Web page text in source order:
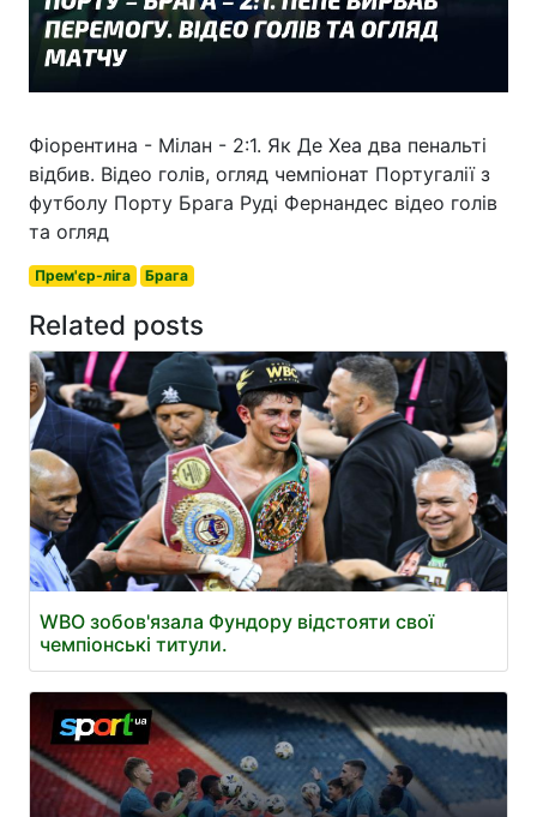
Фіорентина - Мілан - 2:1. Як Де Хеа два пенальті
відбив. Відео голів, огляд чемпіонат Португалії з
футболу Порту Брага Руді Фернандес відео голів
та огляд
Прем'єр-ліга Брага
Related posts
WBO зобов'язала Фундору відстояти свої
чемпіонські титули.